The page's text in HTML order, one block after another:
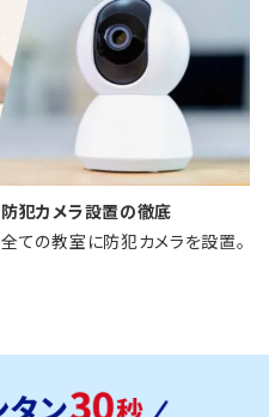
防犯カメラ設置の徹底
全ての教室に防犯カメラを設置。